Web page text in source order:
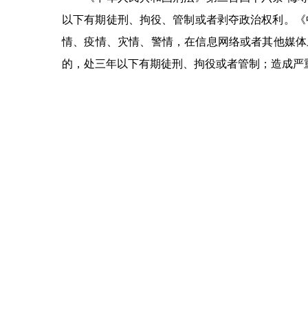
以下有期徒刑、拘役、管制或者剥夺政治权利。
情、疫情、灾情、警情，在信息网络或者其他媒
的，处三年以下有期徒刑、拘役或者管制；造成